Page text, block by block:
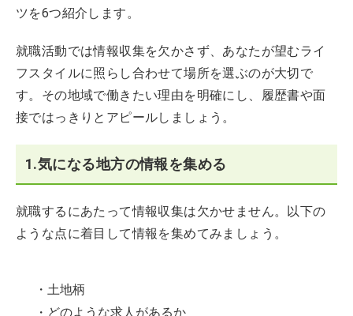
ツを6つ紹介します。
就職活動では情報収集を欠かさず、あなたが望むライ
フスタイルに照らし合わせて場所を選ぶのが大切で
す。その地域で働きたい理由を明確にし、履歴書や面
接ではっきりとアピールしましょう。
1.気になる地方の情報を集める
就職するにあたって情報収集は欠かせません。以下の
ような点に着目して情報を集めてみましょう。
・土地柄
・どのような求人があるか